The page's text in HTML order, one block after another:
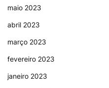
maio 2023
abril 2023
março 2023
fevereiro 2023
janeiro 2023